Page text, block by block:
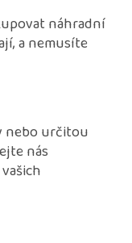
náhradní
a nemusíte
nebo určitou
nás